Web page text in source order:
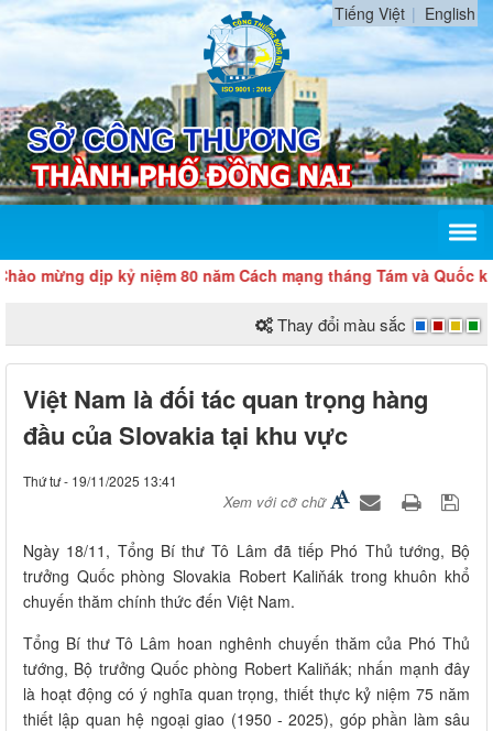
Tiếng Việt English
dịp kỷ niệm 80 năm Cách mạng tháng Tám và Quốc khánh
Thay đổi màu sắc
Việt Nam là đối tác quan trọng hàng
đầu của Slovakia tại khu vực
Thứ tư - 19/11/2025 13:41
Xem với cỡ chữ
Ngày 18/11, Tổng Bí thư Tô Lâm đã tiếp Phó Thủ tướng, Bộ
trưởng Quốc phòng Slovakia Robert Kaliňák trong khuôn khổ
chuyến thăm chính thức đến Việt Nam.
Tổng Bí thư Tô Lâm hoan nghênh chuyến thăm của Phó Thủ
tướng, Bộ trưởng Quốc phòng Robert Kaliňák; nhấn mạnh đây
là hoạt động có ý nghĩa quan trọng, thiết thực kỷ niệm 75 năm
thiết lập quan hệ ngoại giao (1950 - 2025), góp phần làm sâu